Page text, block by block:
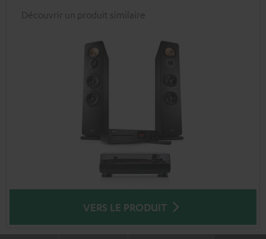
Découvrir un produit similaire
VERS LE PRODUIT